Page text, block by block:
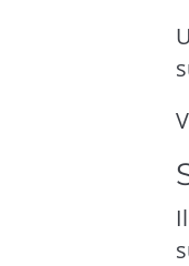
Il